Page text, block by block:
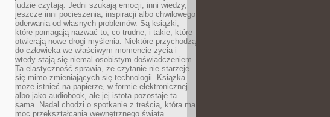
ludzie czytają. Jedni szukają emocji, inni wiedzy,
jeszcze inni pocieszenia, inspiracji albo chwilowego
oderwania od własnych problemów. Są książki,
które pomagają nazwać to, co trudne, i takie, które
otwierają nowe drogi myślenia. Niektóre przychodzą
do człowieka we właściwym momencie życia i
wtedy stają się niemal osobistym doświadczeniem.
Ta elastyczność sprawia, że czytanie nie starzeje
się mimo zmieniających się technologii. Książka
może istnieć na papierze, w formie elektronicznej
albo jako audiobook, ale jej istota pozostaje ta
sama. Nadal chodzi o spotkanie z treścią, która ma
moc przekształcania wewnętrznego świata